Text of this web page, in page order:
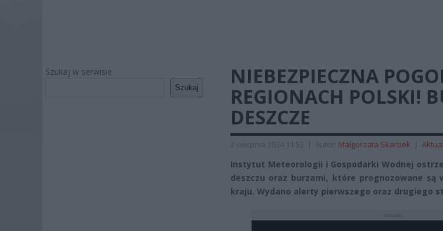
Szukaj w serwisie
Szukaj
NIEBEZPIECZNA
REGIONACH POLSKI!
DESZCZE
2 sierpnia 2024 11:52 | Autor: Małgorzata Skarbek |
Instytut Meteorologii i Gospodarki Wodnej
deszczu oraz burzami, które prognozowane są
kraju. Wydano alerty pierwszego oraz drugiego